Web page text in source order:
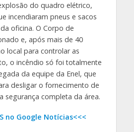
do quadro elétrico,
incendiaram pneus e sacos
oficina. O Corpo de
e, após mais de 40
local para controlar as
o incêndio só foi totalmente
da equipe da Enel, que
desligar o fornecimento de
segurança completa da área.
no Google Notícias<<<